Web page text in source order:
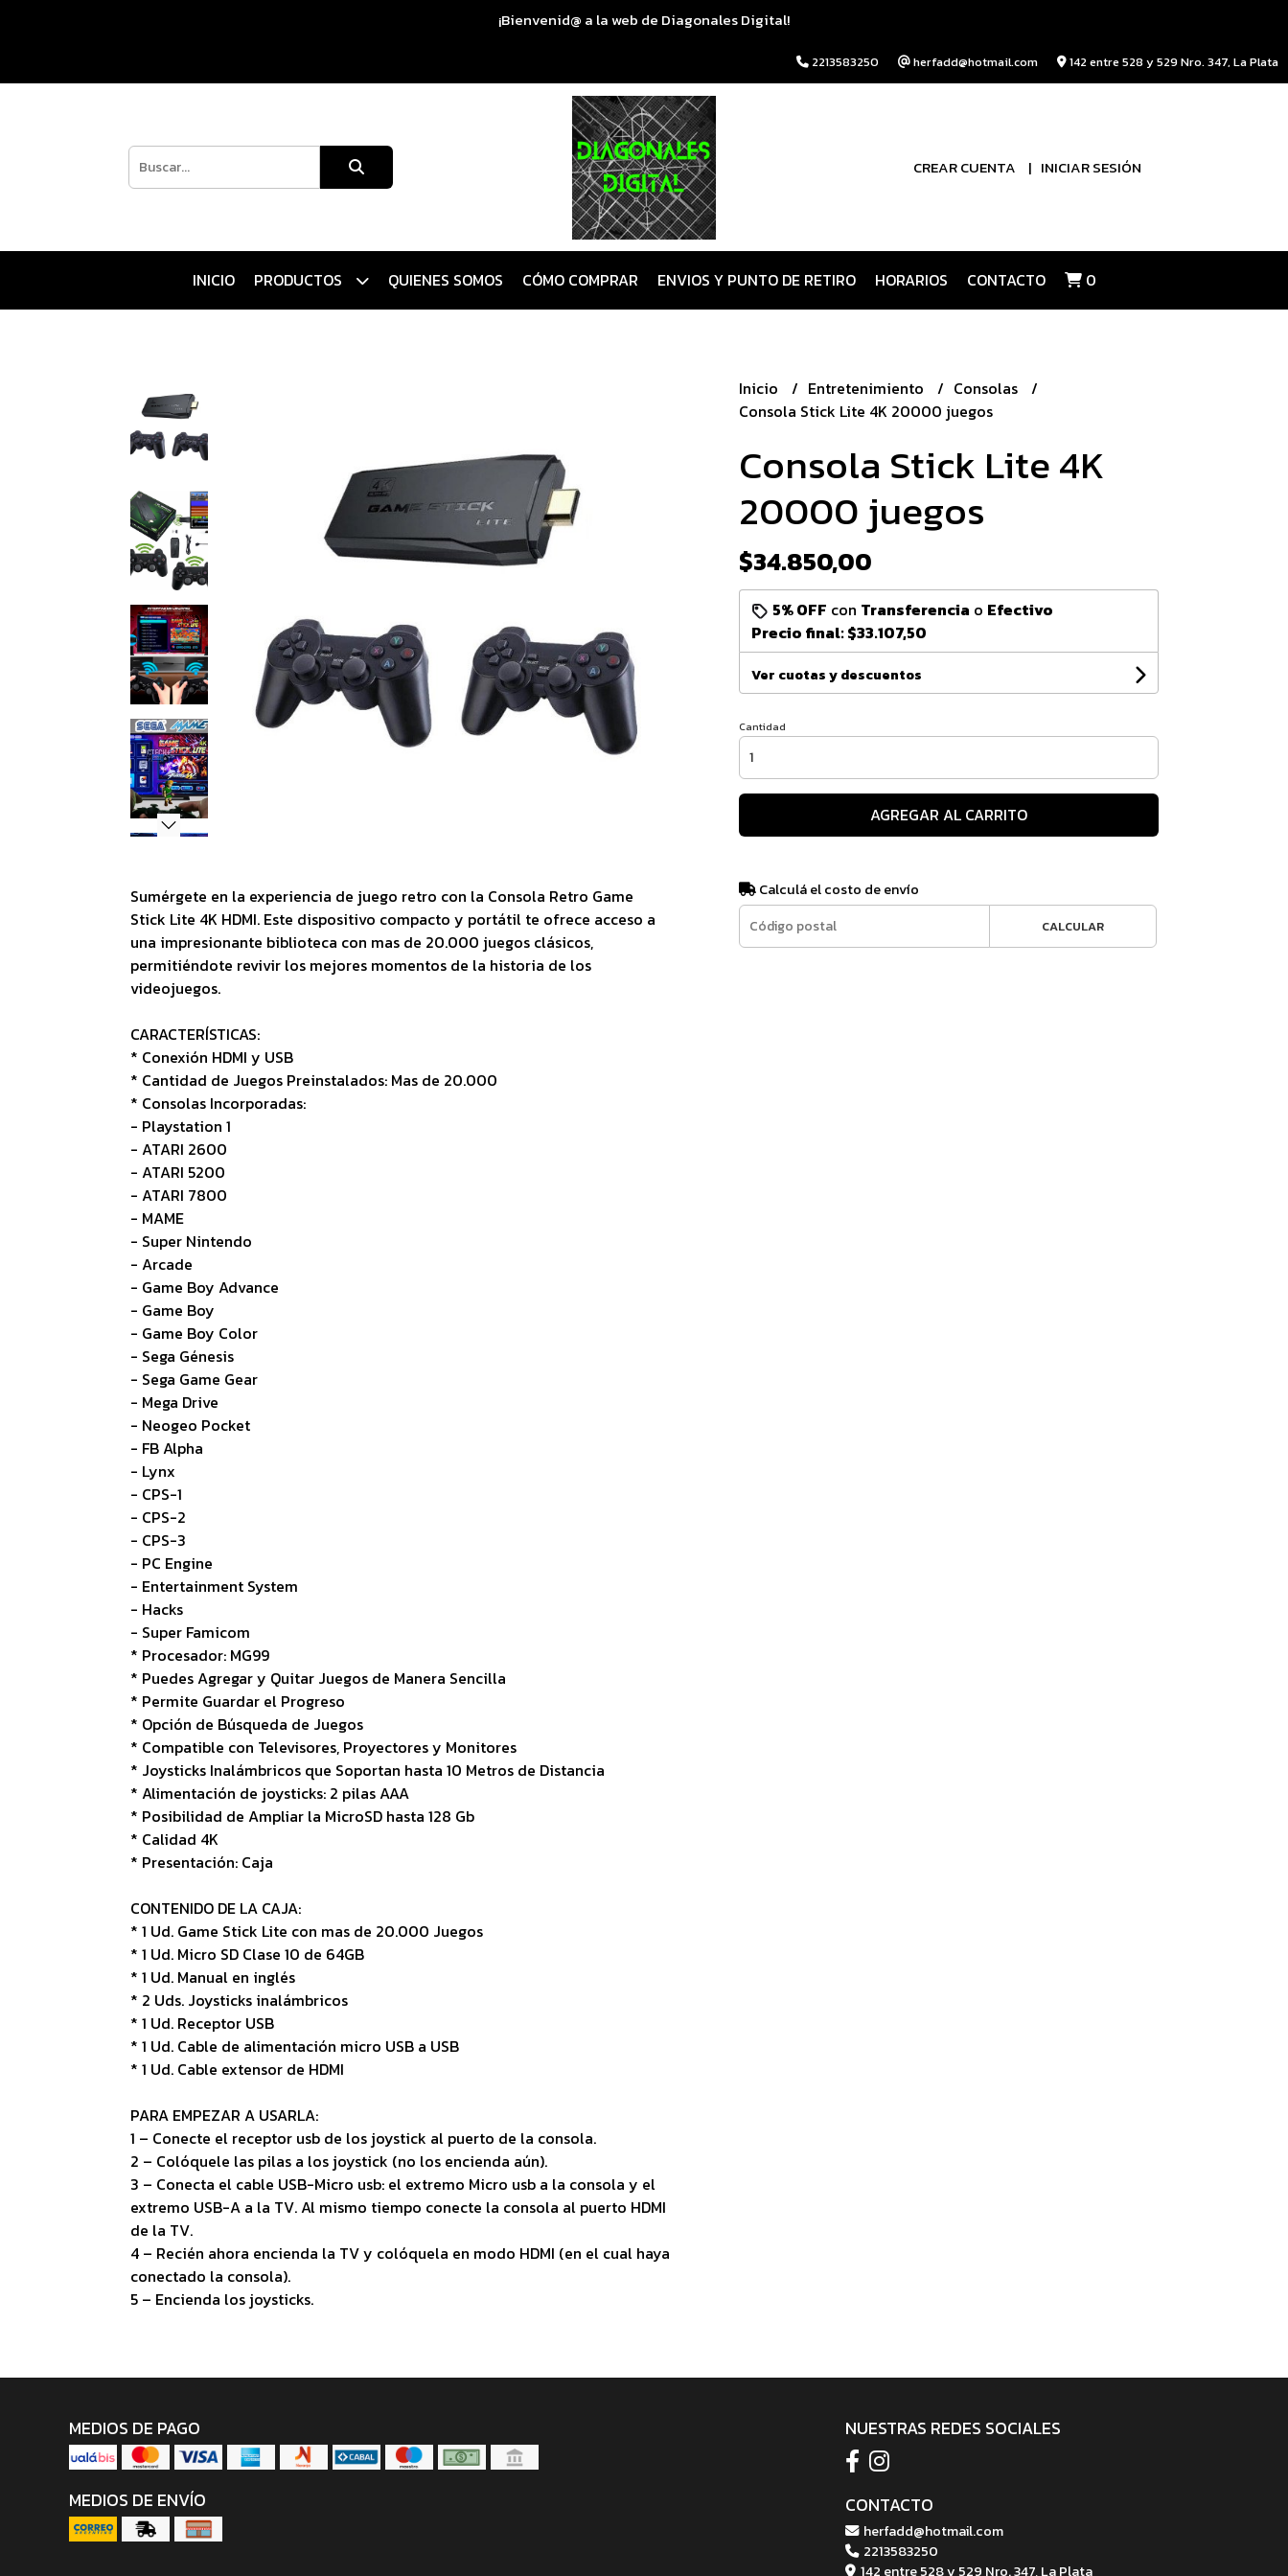
¡Bienvenid@ a la web de Diagonales Digital!
2213583250 herfadd@hotmail.com 142 entre 528 y 529 Nro. 347, La Plata
CREAR CUENTA INICIAR SESIÓN
INICIO PRODUCTOS QUIENES SOMOS CÓMO COMPRAR ENVIOS Y PUNTO DE RETIRO HORARIOS CONTACTO 0
Sumérgete en la experiencia de juego retro con la Consola Retro Game
Stick Lite 4K HDMI. Este dispositivo compacto y portátil te ofrece acceso a
una impresionante biblioteca con mas de 20.000 juegos clásicos,
permitiéndote revivir los mejores momentos de la historia de los
videojuegos.
CARACTERÍSTICAS:
* Conexión HDMI y USB
* Cantidad de Juegos Preinstalados: Mas de 20.000
* Consolas Incorporadas:
- Playstation 1
- ATARI 2600
- ATARI 5200
- ATARI 7800
- MAME
- Super Nintendo
- Arcade
- Game Boy Advance
- Game Boy
- Game Boy Color
- Sega Génesis
- Sega Game Gear
- Mega Drive
- Neogeo Pocket
- FB Alpha
- Lynx
- CPS-1
- CPS-2
- CPS-3
- PC Engine
- Entertainment System
- Hacks
- Super Famicom
* Procesador: MG99
* Puedes Agregar y Quitar Juegos de Manera Sencilla
* Permite Guardar el Progreso
* Opción de Búsqueda de Juegos
* Compatible con Televisores, Proyectores y Monitores
* Joysticks Inalámbricos que Soportan hasta 10 Metros de Distancia
* Alimentación de joysticks: 2 pilas AAA
* Posibilidad de Ampliar la MicroSD hasta 128 Gb
* Calidad 4K
* Presentación: Caja
CONTENIDO DE LA CAJA:
* 1 Ud. Game Stick Lite con mas de 20.000 Juegos
* 1 Ud. Micro SD Clase 10 de 64GB
* 1 Ud. Manual en inglés
* 2 Uds. Joysticks inalámbricos
* 1 Ud. Receptor USB
* 1 Ud. Cable de alimentación micro USB a USB
* 1 Ud. Cable extensor de HDMI
PARA EMPEZAR A USARLA:
1 – Conecte el receptor usb de los joystick al puerto de la consola.
2 – Colóquele las pilas a los joystick (no los encienda aún).
3 – Conecta el cable USB-Micro usb: el extremo Micro usb a la consola y el
extremo USB-A a la TV. Al mismo tiempo conecte la consola al puerto HDMI
de la TV.
4 – Recién ahora encienda la TV y colóquela en modo HDMI (en el cual haya
conectado la consola).
5 – Encienda los joysticks.
Inicio Entretenimiento
Consolas
Consola Stick Lite 4K 20000 juegos
Consola Stick Lite 4K
20000 juegos
$34.850,00
5% OFF con Transferencia o Efectivo
Precio final:$33.107,50
Ver cuotas y descuentos
Cantidad
AGREGAR AL CARRITO
Calculá el costo de envío
CALCULAR
MEDIOS DE PAGO
MEDIOS DE ENVÍO
NUESTRAS REDES SOCIALES
CONTACTO
herfadd@hotmail.com
2213583250
142 entre 528 y 529 Nro. 347, La Plata